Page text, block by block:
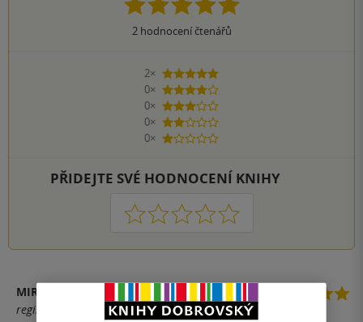
2hodnocení čtenářů
2×
5 hvězdiček
0×
4 hvězdičky
0×
3 hvězdičky
0×
2 hvězdičky
0×
1 hvezdička
PŘIDEJTE SVÉ HODNOCENÍ KNIHY
1 2 3 4 5
MIROSLAVA
registrovaný uživatel